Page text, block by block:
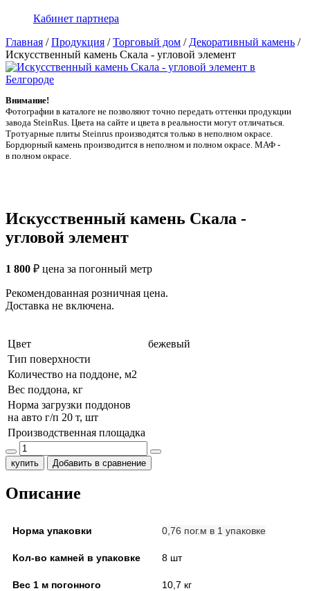
Кабинет партнера
Главная /Продукция /Торговый дом / Декоративный камень /
Искусственный камень Скала - угловой элемент
Внимание!
Фотографии в каталоге не позволяют точно передать оттенки продукции
заводa SteinRus. Цвета на сайте и цвета в реальности могут отличаться.
Тротуарные плиты Steinrus производятся только в неполном окрасе.
Бордюрный камень производится в неполном и полном окрасе. МАФ -
в полном окрасе.
Искусственный камень Скала -
угловой элемент
1 800 ₽ цена за погонный метр
Рекомендованная розничная цена.
Доставка не включена.
Цвет
бежевый
Тип поверхности
Количество на поддоне, м2
Вес поддона, кг
Норма загрузки поддонов
на авто г/п 20 т, шт
Производственная площадка
купить Добавить в сравнение
Описание
Норма упаковки 0,76 пог.м в 1 упаковке
Кол-во камней в упаковке 8 шт
Вес 1 м погонного 10,7 кг